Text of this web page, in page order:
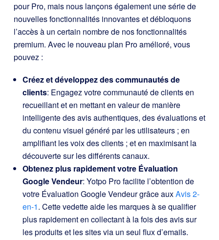
pour Pro, mais nous lançons également une série de
nouvelles fonctionnalités innovantes et débloquons
l’accès à un certain nombre de nos fonctionnalités
premium. Avec le nouveau plan Pro amélioré, vous
pouvez :
Créez et développez des communautés de
clients: Engagez votre communauté de clients en
recueillant et en mettant en valeur de manière
intelligente des avis authentiques, des évaluations et
du contenu visuel généré par les utilisateurs ; en
amplifiant les voix des clients ; et en maximisant la
découverte sur les différents canaux.
Obtenez plus rapidement votre Évaluation
Google Vendeur: Yotpo Pro facilite l’obtention de
votre Évaluation Google Vendeur grâce auxAvis 2-
en-1. Cette vedette aide les marques à se qualifier
plus rapidement en collectant à la fois des avis sur
les produits et les sites via un seul flux d’emails.